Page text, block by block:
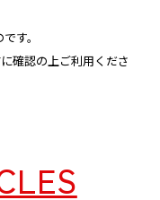
す。
確認の上ご利用くださ